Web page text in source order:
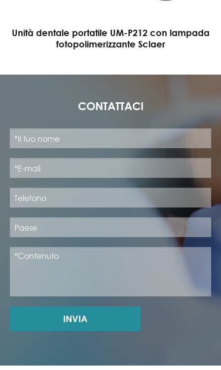
Unità dentale portatile UM-P212 con lampada
fotopolimerizzante Sclaer
CONTATTACI
INVIA